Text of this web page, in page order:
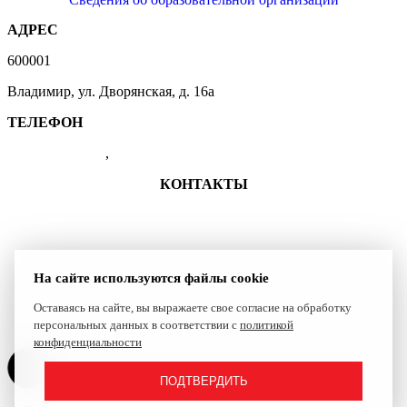
АДРЕС
600001
Владимир, ул. Дворянская, д. 16а
ТЕЛЕФОН
,
КОНТАКТЫ
Группа ВКонтакте
Сайт создан компанией Reset
На сайте используются файлы cookie
Оставаясь на сайте, вы выражаете свое согласие на обработку
персональных данных в соответствии с политикой
конфиденциальности
ПОДТВЕРДИТЬ